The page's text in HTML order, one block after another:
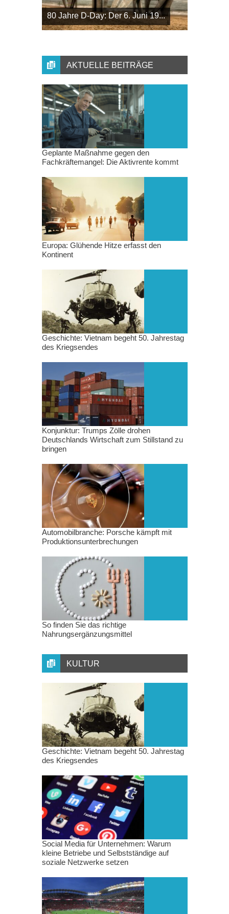
80 Jahre D-Day: Der 6. Juni 19...
AKTUELLE BEITRÄGE
Geplante Maßnahme gegen den
Fachkräftemangel: Die Aktivrente kommt
Europa: Glühende Hitze erfasst den
Kontinent
Geschichte: Vietnam begeht 50. Jahrestag
des Kriegsendes
Konjunktur: Trumps Zölle drohen
Deutschlands Wirtschaft zum Stillstand zu
bringen
Automobilbranche: Porsche kämpft mit
Produktionsunterbrechungen
So finden Sie das richtige
Nahrungsergänzungsmittel
KULTUR
Geschichte: Vietnam begeht 50. Jahrestag
des Kriegsendes
Social Media für Unternehmen: Warum
kleine Betriebe und Selbstständige auf
soziale Netzwerke setzen